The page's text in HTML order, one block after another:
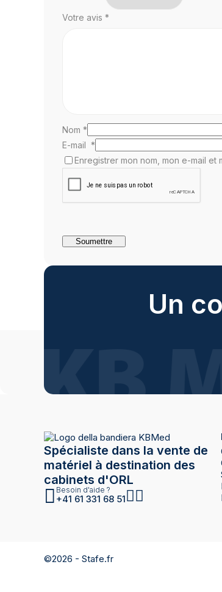
Votre avis *
Nom *
E-mail *
Enregistrer mon nom, mon e-mail
Un
Spécialiste dans la vente de
matériel à destination des
cabinets d'ORL
Besoin d'aide ?
+41 61 331 68 51
©2026 - Stafe.fr